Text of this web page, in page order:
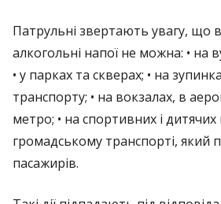
Патрульні звертають увагу, що
алкогольні напої не можна: • на
• у парках та скверах; • на
транспорту; • на вокзалах, в
метро; • на спортивних і
громадському транспорті, який
пасажирів.